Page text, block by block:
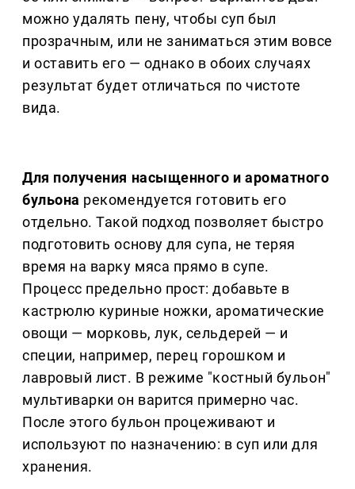
можно удалять пену, чтобы суп был
прозрачным, или не заниматься этим вовсе
и оставить его — однако в обоих случаях
результат будет отличаться по чистоте
вида.
Для получения насыщенного и ароматного
бульона рекомендуется готовить его
отдельно. Такой подход позволяет быстро
подготовить основу для супа, не теряя
время на варку мяса прямо в супе.
Процесс предельно прост: добавьте в
кастрюлю куриные ножки, ароматические
овощи — морковь, лук, сельдерей — и
специи, например, перец горошком и
лавровый лист. В режиме "костный бульон"
мультиварки он варится примерно час.
После этого бульон процеживают и
используют по назначению: в суп или для
хранения.